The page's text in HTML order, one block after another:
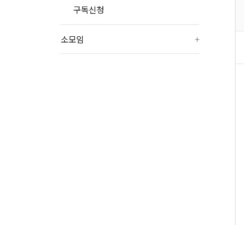
구독신청
소모임 +